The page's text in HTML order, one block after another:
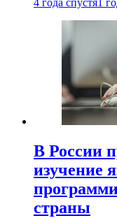
4 года спустя 1
В России
изучение
страны